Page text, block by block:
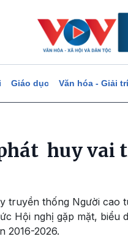
Giáo dục Văn hóa - Giải trí
huy vai
truyền thống Người
Hội nghị gặp mặt,
2016-2026.